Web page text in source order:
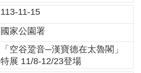
113-11-15
國家公園署
「空谷跫音─漢寶德在太魯閣」
特展 11/8-12/23登場